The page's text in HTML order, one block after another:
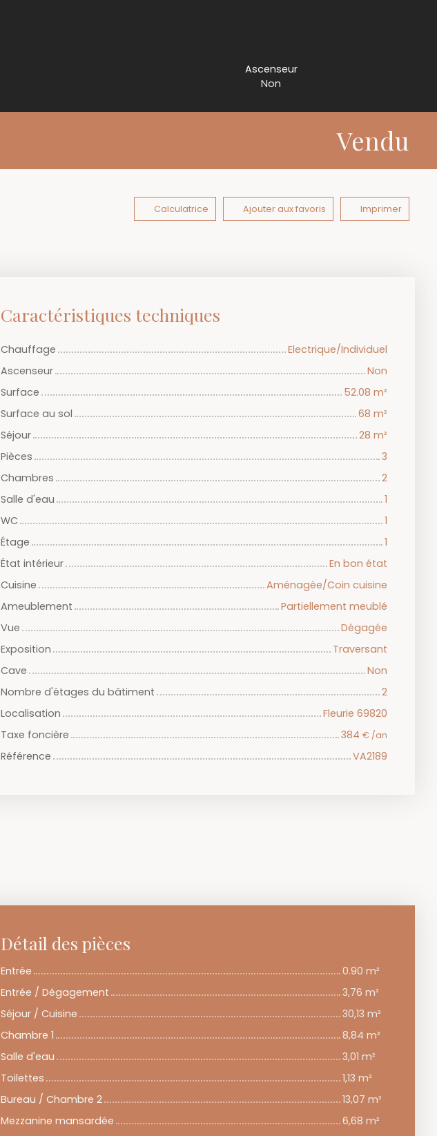
Ascenseur
Non
Vendu
Calculatrice Ajouter aux favoris Imprimer
Caractéristiques techniques
Chauffage
Electrique/Individuel
Ascenseur
Non
Surface
52.08 m²
Surface au sol
68 m²
Séjour
28 m²
Pièces
3
Chambres
2
Salle d'eau
1
WC
1
Étage
1
État intérieur
En bon état
Cuisine
Aménagée/Coin cuisine
Ameublement
Partiellement meublé
Vue
Dégagée
Exposition
Traversant
Cave
Non
Nombre d'étages du bâtiment
2
Localisation
Fleurie 69820
Taxe foncière
384 € /an
Référence VA2189
Détail des pièces
Entrée
0.90 m²
Entrée / Dégagement
3,76 m²
Séjour / Cuisine
30,13 m²
Chambre 1
8,84 m²
Salle d'eau
3,01 m²
Toilettes
1,13 m²
Bureau / Chambre 2
13,07 m²
Mezzanine mansardée
6,68 m²